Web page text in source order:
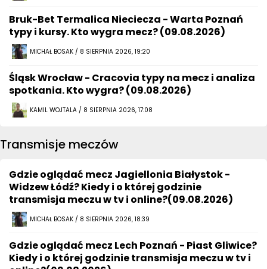
Bruk-Bet Termalica Nieciecza - Warta Poznań
typy i kursy. Kto wygra mecz? (09.08.2026)
MICHAŁ BOSAK / 8 SIERPNIA 2026, 19:20
Śląsk Wrocław - Cracovia typy na mecz i analiza
spotkania. Kto wygra? (09.08.2026)
KAMIL WOJTALA / 8 SIERPNIA 2026, 17:08
Transmisje meczów
Gdzie oglądać mecz Jagiellonia Białystok -
Widzew Łódź? Kiedy i o której godzinie
transmisja meczu w tv i online?(09.08.2026)
MICHAŁ BOSAK / 8 SIERPNIA 2026, 18:39
Gdzie oglądać mecz Lech Poznań - Piast Gliwice?
Kiedy i o której godzinie transmisja meczu w tv i